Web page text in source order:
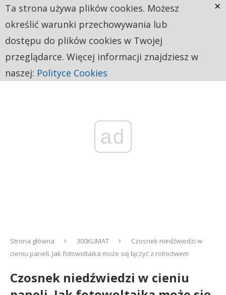
ad
Strona główna 300KLIMAT
Czosnek niedźwiedzi w
cieniu paneli. Jak fotowoltaika może się łączyć z rolnictwem
Czosnek niedźwiedzi w cieniu
Ta strona używa plików cookies. Możesz
określić warunki przechowywania lub
dostępu do plików cookies w Twojej
przeglądarce. Więcej informacji znajdziesz w
naszej: Polityce Cookies
×